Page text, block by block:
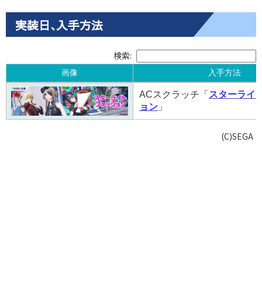
実装日､入手方法
検索:
画像 入手方法
画像 入手方法
ACスクラッチ「 スターライ
ョン 」
(C)SEGA